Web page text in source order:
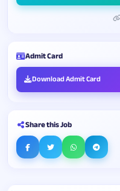
Admit Card
Download Admit Card
Share this Job